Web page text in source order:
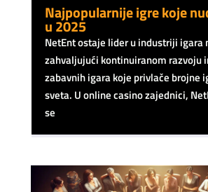
Najpopularnije igre koje
u 2025
NetEnt ostaje lider u industriji igara
zahvaljujući kontinuiranom razvoju
zabavnih igara koje privlače brojne
sveta. U online casino zajednici,
se